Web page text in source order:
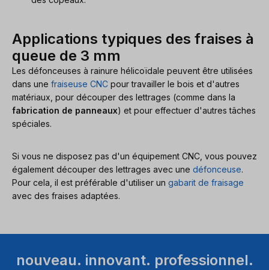
Applications typiques des fraises à
queue de 3 mm
Les défonceuses à rainure hélicoïdale peuvent être utilisées
dans une fraiseuse CNC pour travailler le bois et d'autres
matériaux, pour découper des lettrages (comme dans la
fabrication de panneaux) et pour effectuer d'autres tâches
spéciales.
Si vous ne disposez pas d'un équipement CNC, vous pouvez
également découper des lettrages avec une défonceuse.
Pour cela, il est préférable d'utiliser un gabarit de fraisage
avec des fraises adaptées.
nouveau. innovant. professionnel.